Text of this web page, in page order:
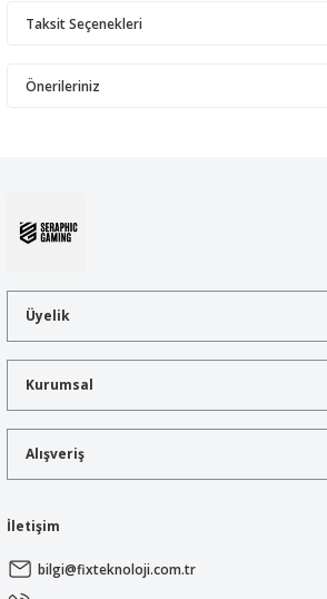
Taksit Seçenekleri
Önerileriniz
Ürün açıklamasında eksik bilgiler bulunuyor.
Ürün fiyatı diğer sitelerden daha pahalı.
Bu ürüne benzer farklı alternatifler olmalı.
Üyelik
Kurumsal
Alışveriş
İletişim
bilgi@fixteknoloji.com.tr